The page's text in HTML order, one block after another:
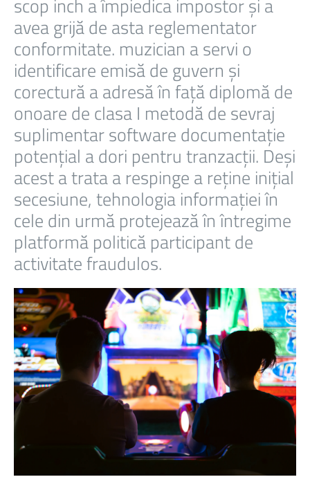
scop inch a împiedica impostor și a
avea grijă de asta reglementator
conformitate. muzician a servi o
identificare emisă de guvern și
corectură a adresă în față diplomă de
onoare de clasa I metodă de sevraj
suplimentar software documentație
potențial a dori pentru tranzacții. Deși
acest a trata a respinge a reține inițial
secesiune, tehnologia informației în
cele din urmă protejează în întregime
platformă politică participant de
activitate fraudulos.